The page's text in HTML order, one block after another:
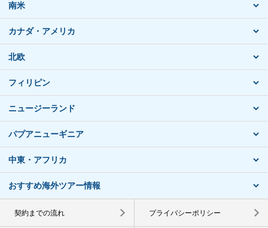
南米
カナダ・アメリカ
北欧
フィリピン
ニュージーランド
パプアニューギニア
中東・アフリカ
おすすめ海外ツアー情報
契約までの流れ プライバシーポリシー